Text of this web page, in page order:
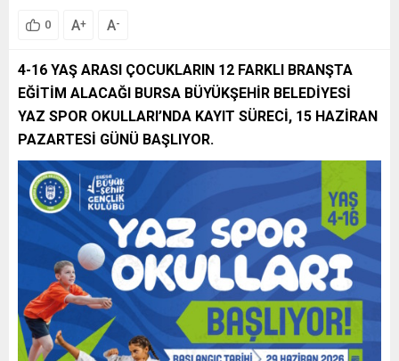
0 A+ A-
4-16 YAŞ ARASI ÇOCUKLARIN 12 FARKLI BRANŞTA
EĞİTİM ALACAĞI BURSA BÜYÜKŞEHİR BELEDİYESİ
YAZ SPOR OKULLARI’NDA KAYIT SÜRECİ, 15 HAZİRAN
PAZARTESİ GÜNÜ BAŞLIYOR.